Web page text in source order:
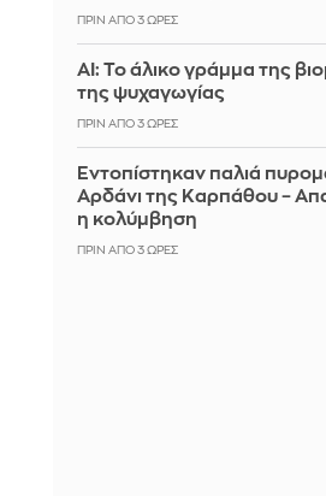
ΠΡΙΝ ΑΠΌ 3 ΏΡΕΣ
AI: Το άλικο γράμμα της
της ψυχαγωγίας
ΠΡΙΝ ΑΠΌ 3 ΏΡΕΣ
Εντοπίστηκαν παλιά
Αρδάνι της Καρπάθου –
η κολύμβηση
ΠΡΙΝ ΑΠΌ 3 ΏΡΕΣ